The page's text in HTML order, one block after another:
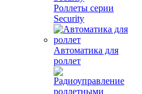
Роллеты серии
Security
Автоматика для
роллет